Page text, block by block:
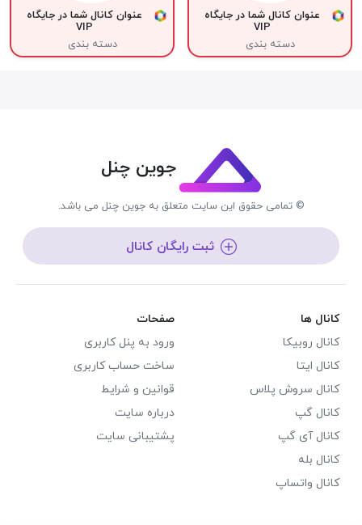
عنوان کانال شما در جایگاه
VIP
دسته بندی
عنوان کانال شما در جایگاه
VIP
دسته بندی
جوین چنل
© تمامی حقوق این سایت متعلق به جوین چنل می باشد.
ثبت رایگان کانال
کانال ها
کانال روبیکا
کانال ایتا
کانال سروش پلاس
کانال گپ
کانال آی گپ
کانال بله
کانال واتساپ
صفحات
ورود به پنل کاربری
ساخت حساب کاربری
قوانین و شرایط
درباره سایت
پشتیبانی سایت